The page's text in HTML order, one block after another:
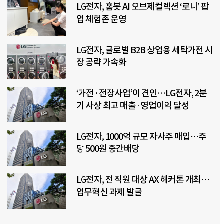
LG전자, 홈봇 AI 오브제컬렉션 ‘로니’ 팝
업 체험존 운영
LG전자, 글로벌 B2B 상업용 세탁가전 시
장 공략 가속화
‘가전·전장사업’이 견인…LG전자, 2분
기 사상 최고 매출·영업이익 달성
LG전자, 1000억 규모 자사주 매입…주
당 500원 중간배당
LG전자, 전 직원 대상 AX 해커톤 개최…
업무혁신 과제 발굴